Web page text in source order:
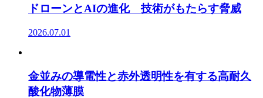
ドローンとAIの進化 技術がもたらす脅威
2026.07.01
金並みの導電性と赤外透明性を有する高耐久
酸化物薄膜